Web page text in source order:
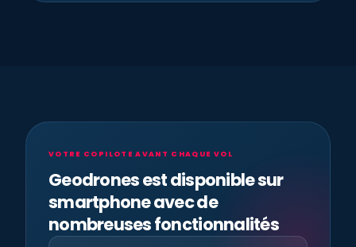
VOTRE COPILOTE AVANT CHAQUE VOL
Geodrones est disponible sur
smartphone avec de
nombreuses fonctionnalités